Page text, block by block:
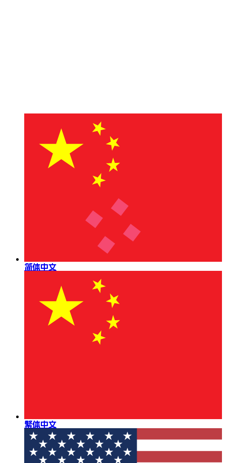
简体中文
繁体中文